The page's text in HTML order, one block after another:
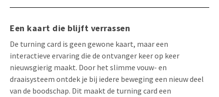
Een kaart die blijft verrassen
De turning card is geen gewone kaart, maar een
interactieve ervaring die de ontvanger keer op keer
nieuwsgierig maakt. Door het slimme vouw- en
draaisysteem ontdek je bij iedere beweging een nieuw deel
van de boodschap. Dit maakt de turning card een